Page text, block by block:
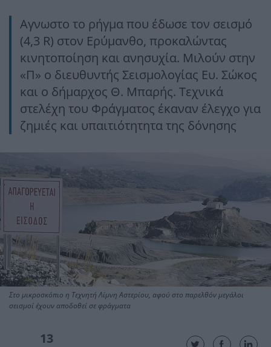
Αγνωστο το ρήγμα που έδωσε τον σεισμό
(4,3 R) στον Ερύμανθο, προκαλώντας
κινητοποίηση και ανησυχία. Μιλούν στην
«Π» ο διευθυντής Σεισμολογίας Ευ. Σώκος
και ο δήμαρχος Θ. Μπαρής. Τεχνικά
στελέχη του Φράγματος έκαναν έλεγχο για
ζημιές και υπαιτιότητητα της δόνησης
Στο μικροσκόπιο η Τεχνητή Λίμνη Αστερίου, αφού στο παρελθόν μεγάλοι
σεισμοί έχουν αποδοθεί σε φράγματα
13